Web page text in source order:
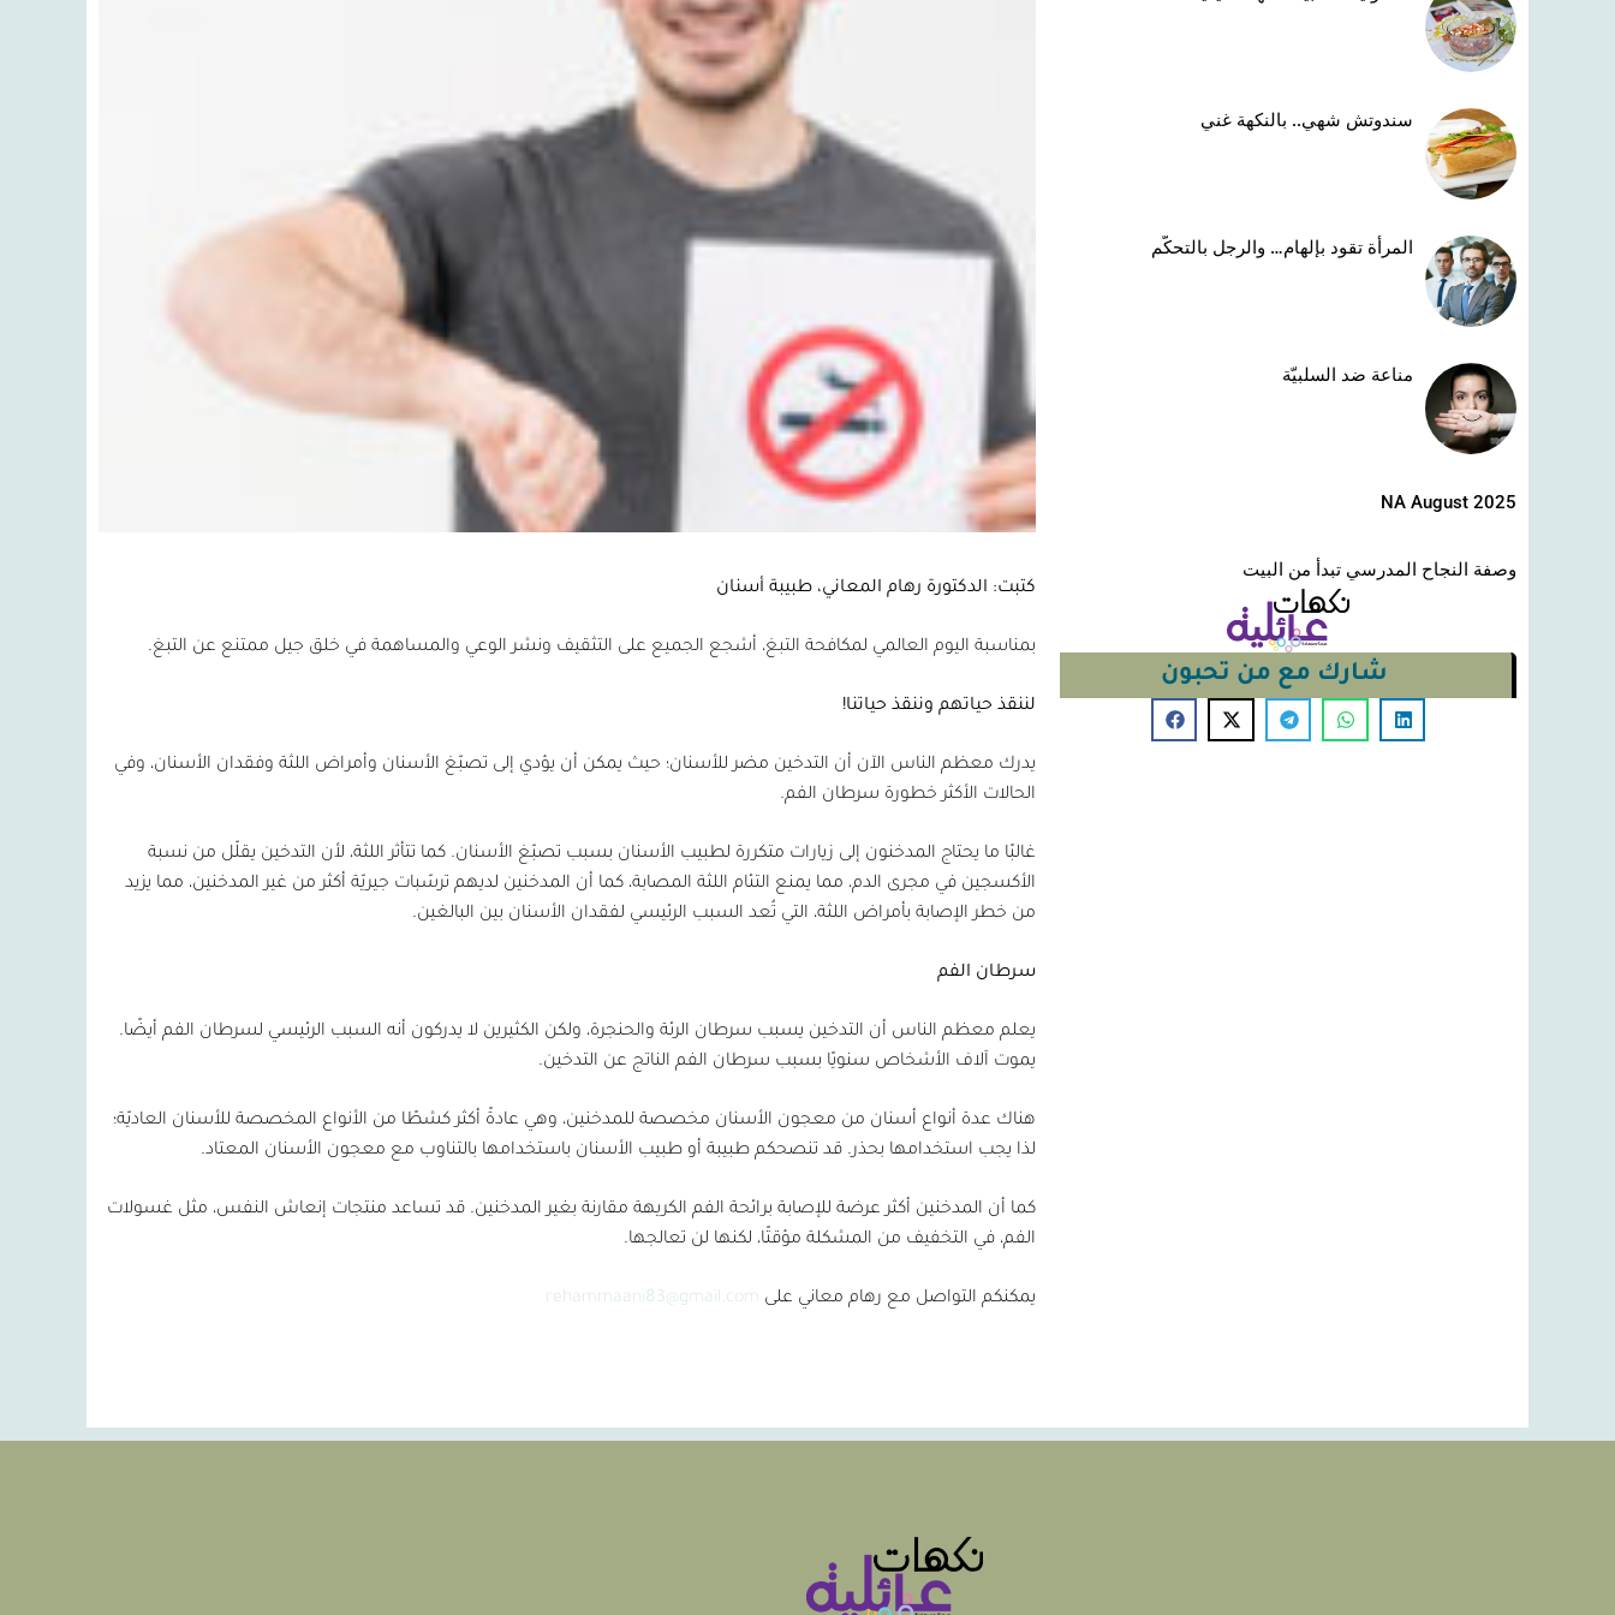
سندوتش شهي.. بالنكهة غني
المرأة تقود بإلهام… والرجل بالتحكّم
مناعة ضد السلبيّة
NA August 2025
وصفة النجاح المدرسي تبدأ من البيت
شارك مع من تحبون
كتبت: الدكتورة رهام المعاني، طبيبة أسنان
بمناسبة اليوم العالمي لمكافحة التبغ، أشجع الجميع على التثقيف ونشر الوعي والمساهمة في خلق جيل ممتنع عن التبغ.
لننقذ حياتهم وننقذ حياتنا!
يدرك معظم الناس الآن أن التدخين مضر للأسنان؛ حيث يمكن أن يؤدي إلى تصبّغ الأسنان وأمراض اللثة وفقدان الأسنان، وفي
الحالات الأكثر خطورة سرطان الفم.
غالبًا ما يحتاج المدخنون إلى زيارات متكررة لطبيب الأسنان بسبب تصبّغ الأسنان. كما تتأثر اللثة، لأن التدخين يقلّل من نسبة
الأكسجين في مجرى الدم، مما يمنع التئام اللثة المصابة، كما أن المدخنين لديهم ترسّبات جيريّة أكثر من غير المدخنين، مما يزيد
من خطر الإصابة بأمراض اللثة، التي تُعد السبب الرئيسي لفقدان الأسنان بين البالغين.
سرطان الفم
يعلم معظم الناس أن التدخين يسبب سرطان الرئة والحنجرة، ولكن الكثيرين لا يدركون أنه السبب الرئيسي لسرطان الفم أيضًا.
يموت آلاف الأشخاص سنويًا بسبب سرطان الفم الناتج عن التدخين.
هناك عدة أنواع أسنان من معجون الأسنان مخصصة للمدخنين، وهي عادةً أكثر كشطًا من الأنواع المخصصة للأسنان العاديّة؛
لذا يجب استخدامها بحذر. قد تنصحكم طبيبة أو طبيب الأسنان باستخدامها بالتناوب مع معجون الأسنان المعتاد.
كما أن المدخنين أكثر عرضة للإصابة برائحة الفم الكريهة مقارنة بغير المدخنين. قد تساعد منتجات إنعاش النفس، مثل غسولات
الفم، في التخفيف من المشكلة مؤقتًا، لكنها لن تعالجها.
يمكنكم التواصل مع رهام معاني على rehammaani83@gmail.com